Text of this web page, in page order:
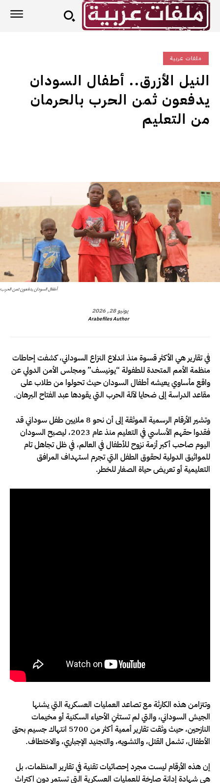
ملفات عربية
النيل الأزرق.. أطفال السودان
يدفعون ثمن الحرب بالحرمان
من التعليم
أطفال السودان يدفعون ثمن الحرب
يونيو 28, 2026
Arabefiles Author
في تقارير هي الأكثر قسوة منذ اندلاع النزاع السوداني، كشفت إحاطات
منظمة الأمم المتحدة للطفولة “يونيسف” ومجلس الأمن الدولي عن
واقع مأساوي يعيشه أطفال السودان حيث تحولوا من طلاب على
مقاعد الدراسة إلى ضحايا لآلة الحرب التي يقودها عبد الفتاح البرهان.
وتشير الأرقام الرسمية الموثقة إلى أن نحو 8 ملايين طفل سوداني قد
فقدوا حقهم الأساسي في التعليم منذ عام 2023، ليصبح السودان
اليوم صاحب أكبر أزمة نزوح للأطفال في العالم، في ظل تجاهل تام
للمواثيق الدولية لحقوق الطفل التي تجرم استهداف المرافق
التعليمية أو تعريض حياة الصغار للخطر.
وتتزامن هذه الكارثة مع تصاعد العمليات العسكرية التي يشنها
الجيش السوداني، والتي لم تستثنِ الأحياء السكنية أو مخيمات
النازحين، حيث وثقت تقارير أممية أكثر من 5700 انتهاك جسيم بحق
الأطفال، تشمل القتل، والتشويه، والتجنيد الإجباري، والاختطاف.
إن هذه الأرقام ليست مجرد إحصائيات تقنية في تقارير المنظمات، بل
هي شهادة إدانة صارخة للعمليات العسكرية التي تستمر دون اكتراث